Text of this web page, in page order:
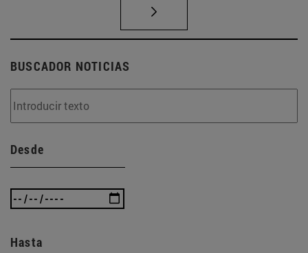
BUSCADOR NOTICIAS
Desde
Hasta